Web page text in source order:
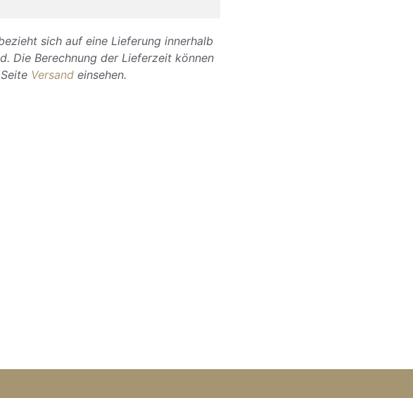
sich auf eine Lieferung innerhalb
Die Berechnung der Lieferzeit können
Versand einsehen.